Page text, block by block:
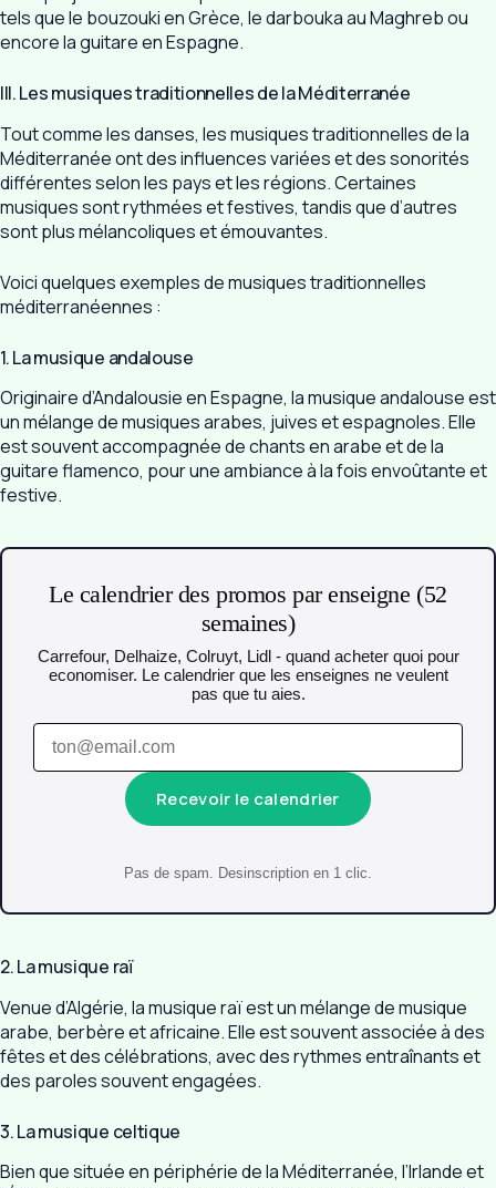
tels que le bouzouki en Grèce, le darbouka au Maghreb ou
encore la guitare en Espagne.
III. Les musiques traditionnelles de la Méditerranée
Tout comme les danses, les musiques traditionnelles de la
Méditerranée ont des influences variées et des sonorités
différentes selon les pays et les régions. Certaines
musiques sont rythmées et festives, tandis que d’autres
sont plus mélancoliques et émouvantes.
Voici quelques exemples de musiques traditionnelles
méditerranéennes :
1. La musique andalouse
Originaire d’Andalousie en Espagne, la musique andalouse est
un mélange de musiques arabes, juives et espagnoles. Elle
est souvent accompagnée de chants en arabe et de la
guitare flamenco, pour une ambiance à la fois envoûtante et
festive.
Le calendrier des promos par enseigne (52
semaines)
Carrefour, Delhaize, Colruyt, Lidl - quand acheter quoi pour
economiser. Le calendrier que les enseignes ne veulent
pas que tu aies.
Recevoir le calendrier
Pas de spam. Desinscription en 1 clic.
2. La musique raï
Venue d’Algérie, la musique raï est un mélange de musique
arabe, berbère et africaine. Elle est souvent associée à des
fêtes et des célébrations, avec des rythmes entraînants et
des paroles souvent engagées.
3. La musique celtique
Bien que située en périphérie de la Méditerranée, l’Irlande et